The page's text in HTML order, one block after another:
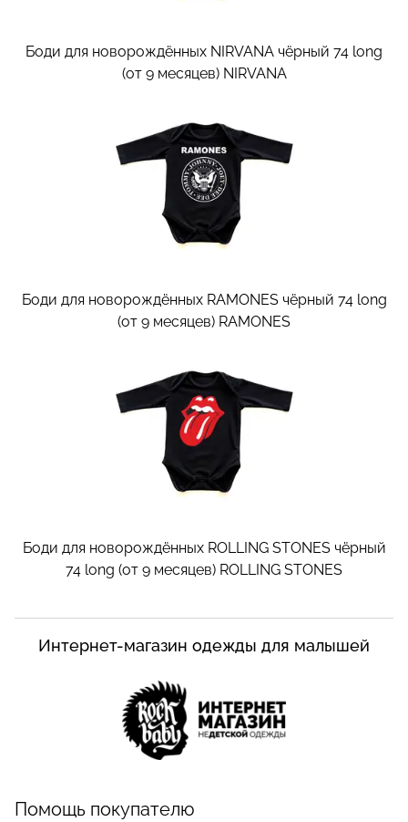
Боди для новорождённых NIRVANA чёрный 74 long
(от 9 месяцев) NIRVANA
Боди для новорождённых RAMONES чёрный 74 long
(от 9 месяцев) RAMONES
Боди для новорождённых ROLLING STONES чёрный
74 long (от 9 месяцев) ROLLING STONES
Интернет-магазин одежды для малышей
Помощь покупателю